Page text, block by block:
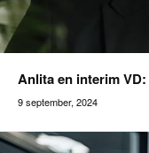
Anlita en interim
9 september, 2024